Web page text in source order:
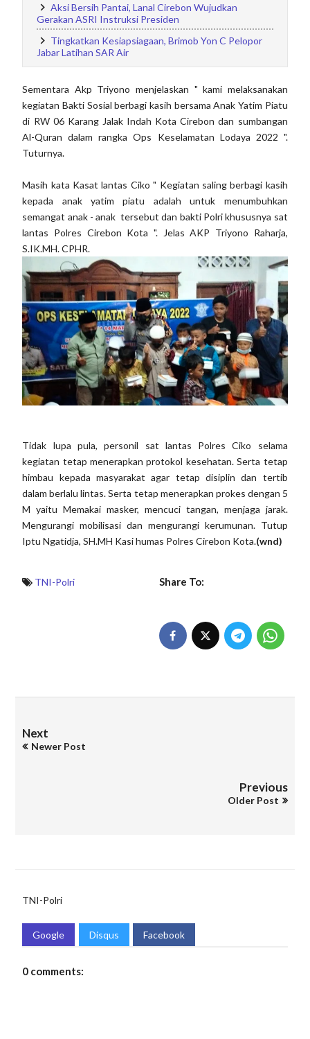
Aksi Bersih Pantai, Lanal Cirebon Wujudkan
Gerakan ASRI Instruksi Presiden
Tingkatkan Kesiapsiagaan, Brimob Yon C Pelopor
Jabar Latihan SAR Air
Sementara Akp Triyono menjelaskan " kami melaksanakan
kegiatan Bakti Sosial berbagi kasih bersama Anak Yatim Piatu
di RW 06 Karang Jalak Indah Kota Cirebon dan sumbangan
Al-Quran dalam rangka Ops Keselamatan Lodaya 2022 ".
Tuturnya.
Masih kata Kasat lantas Ciko " Kegiatan saling berbagi kasih
kepada anak yatim piatu adalah untuk menumbuhkan
semangat anak - anak tersebut dan bakti Polri khususnya sat
lantas Polres Cirebon Kota ". Jelas AKP Triyono Raharja,
S.IK.MH. CPHR.
Tidak lupa pula, personil sat lantas Polres Ciko selama
kegiatan tetap menerapkan protokol kesehatan. Serta tetap
himbau kepada masyarakat agar tetap disiplin dan tertib
dalam berlalu lintas. Serta tetap menerapkan prokes dengan 5
M yaitu Memakai masker, mencuci tangan, menjaga jarak.
Mengurangi mobilisasi dan mengurangi kerumunan. Tutup
Iptu Ngatidja, SH.MH Kasi humas Polres Cirebon Kota.(wnd)
TNI-Polri Share To:
Next
Newer Post
Previous
Older Post
TNI-Polri
Google Disqus Facebook
0 comments: